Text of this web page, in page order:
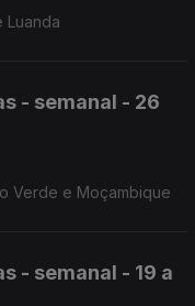
Luanda
- semanal - 26
Verde e Moçambique
- semanal - 19 a